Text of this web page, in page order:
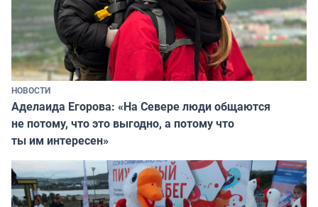
НОВОСТИ
Аделаида Егорова: «На Севере люди общаются
не потому, что это выгодно, а потому что
ты им интересен»